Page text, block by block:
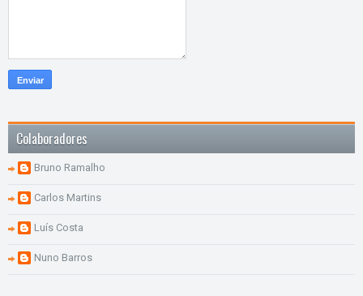
Colaboradores
Bruno Ramalho
Carlos Martins
Luís Costa
Nuno Barros